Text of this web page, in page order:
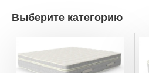
Выберите категорию